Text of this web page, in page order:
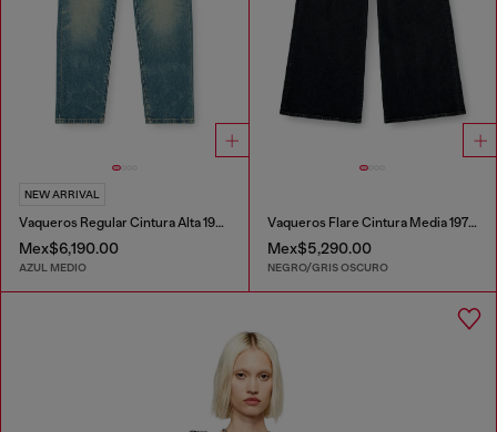
NEW ARRIVAL
Vaqueros Regular Cintura Alta 1981 D-Went
Mex$6,190.00
AZUL MEDIO
Vaqueros Flare Cintura Media 1978 D-Akemi
Mex$5,290.00
NEGRO/GRIS OSCURO